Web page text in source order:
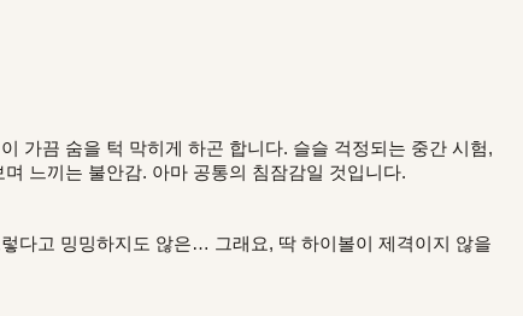
가끔 숨을 턱 막히게 하곤 합니다. 슬슬 걱정되는 중간 시험,
느끼는 불안감. 아마 공통의 침잠감일 것입니다.
다고 밍밍하지도 않은… 그래요, 딱 하이볼이 제격이지 않을